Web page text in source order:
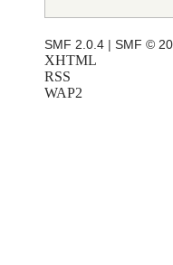
SMF 2.0.4 SMF ©
XHTML
RSS
WAP2